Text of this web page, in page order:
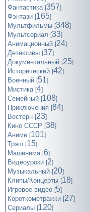
Фантастика [357]
Фэнтази [165]
Мультфильмы [348]
Мультсериал [33]
Анимационный [24]
Детективы [37]
Документальный [25]
Исторический [42]
Военный [51]
Мистика [4]
Семейный [108]
Приключения [84]
Вестерн [23]
Кино СССР [38]
Аниме [101]
Трэш [15]
Машинима [6]
Видеоуроки [2]
Музыкальный [20]
Клипы/Концерты [18]
Игровое видео [5]
Короткометражки [27]
Cериалы [120]